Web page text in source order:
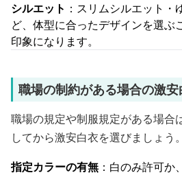
シルエット ：スリムシルエット
ど、体型に合ったデザインを選ぶ
印象になります。
職場の制約がある場合の激
職場の規定や制服規定がある場合
してから激安白衣を選びましょう。
指定カラーの有無 ：白のみ許可